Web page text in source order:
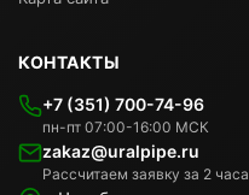
КОНТАКТЫ
+7 (351) 700-74-96
пн-пт 07:00-16:00 МСК
zakaz@uralpipe.ru
Рассчитаем заявку за 2 часа